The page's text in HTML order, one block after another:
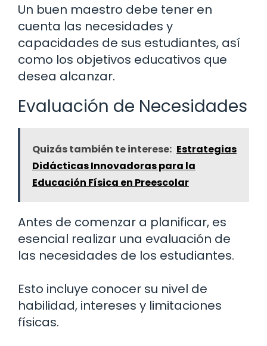
Un buen maestro debe tener en
cuenta las necesidades y
capacidades de sus estudiantes, así
como los objetivos educativos que
desea alcanzar.
Evaluación de Necesidades
Quizás también te interese: Estrategias
Didácticas Innovadoras para la
Educación Física en Preescolar
Antes de comenzar a planificar, es
esencial realizar una evaluación de
las necesidades de los estudiantes.
Esto incluye conocer su nivel de
habilidad, intereses y limitaciones
físicas.